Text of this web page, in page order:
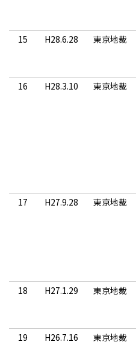
15
H28.6.28 東京地裁
16
H28.3.10 東京地裁
17
H27.9.28 東京地裁
18
H27.1.29 東京地裁
19
H26.7.16 東京地裁